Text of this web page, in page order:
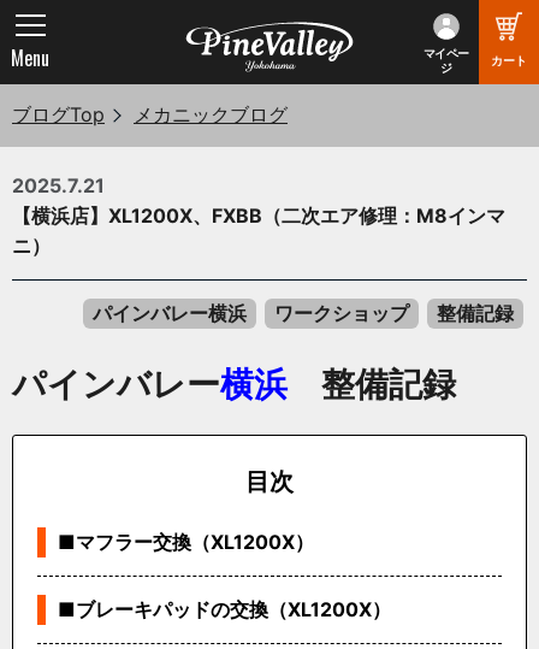
マイペー
ジ
カート
Menu
ブログTop メカニックブログ
2025.7.21
【横浜店】XL1200X、FXBB（二次エア修理：M8インマ
ニ）
パインバレー横浜 ワークショップ 整備記録
パインバレー横浜整備記録
目次
■マフラー交換（XL1200X）
■ブレーキパッドの交換（XL1200X）